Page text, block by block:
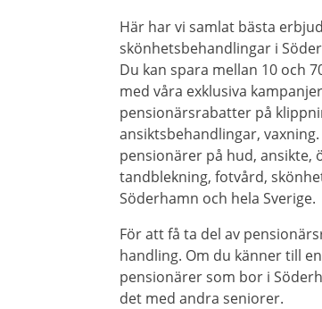
Här har vi samlat bästa
skönhetsbehandlingar i
Du kan spara mellan 10 och
med våra exklusiva
pensionärsrabatter på
ansiktsbehandlingar,
pensionärer på hud, ansikte,
tandblekning, fotvård,
Söderhamn och hela Sverige.
För att få ta del av
handling. Om du känner till
pensionärer som bor i
det med andra seniorer.